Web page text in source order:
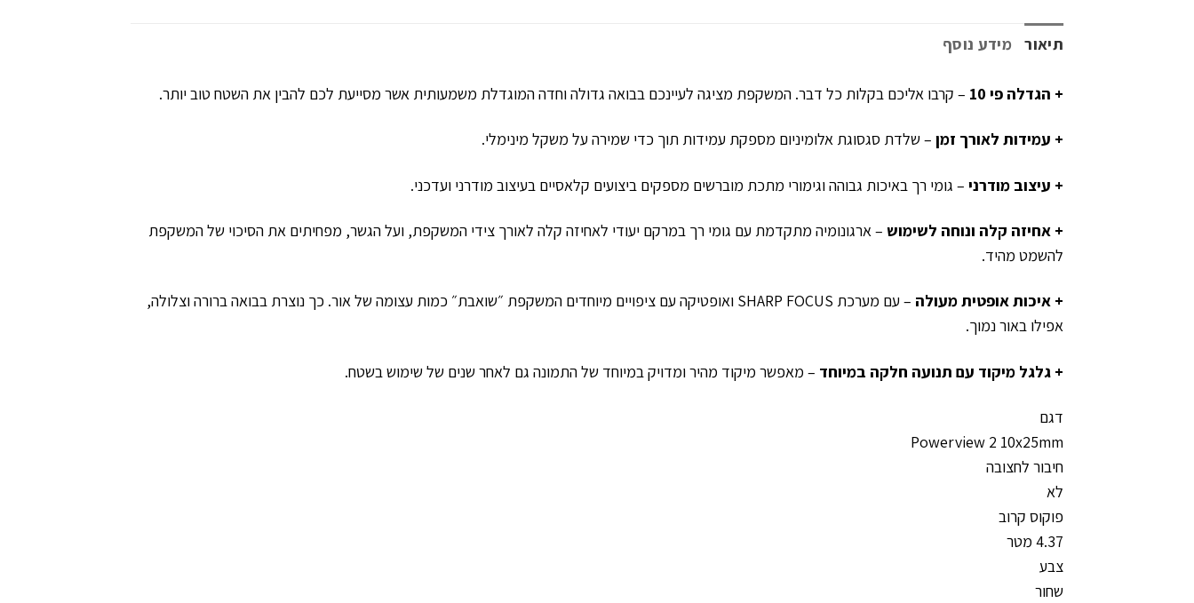
תיאור מידע נוסף
+ הגדלה פי 10 – קרבו אליכם בקלות כל דבר. המשקפת מציגה לעיינכם בבואה גדולה וחדה המוגדלת משמעותית אשר מסייעת לכם להבין את השטח טוב יותר.
+ עמידות לאורך זמן – שלדת סגסוגת אלומיניום מספקת עמידות תוך כדי שמירה על משקל מינימלי.
+ עיצוב מודרני – גומי רך באיכות גבוהה וגימורי מתכת מוברשים מספקים ביצועים קלאסיים בעיצוב מודרני ועדכני.
+ אחיזה קלה ונוחה לשימוש – ארגונומיה מתקדמת עם גומי רך במרקם יעודי לאחיזה קלה לאורך צידי המשקפת, ועל הגשר, מפחיתים את הסיכוי של המשקפת
להשמט מהיד.
+ איכות אופטית מעולה
– עם מערכת SHARP FOCUS ואופטיקה עם ציפויים מיוחדים המשקפת ״שואבת״ כמות עצומה של אור. כך נוצרת בבואה ברורה וצלולה,
אפילו באור נמוך.
+ גלגל מיקוד עם תנועה חלקה במיוחד – מאפשר מיקוד מהיר ומדויק במיוחד של התמונה גם לאחר שנים של שימוש בשטח.
דגם
Powerview 2 10x25mm
חיבור לחצובה
לא
פוקוס קרוב
4.37 מטר
צבע
שחור